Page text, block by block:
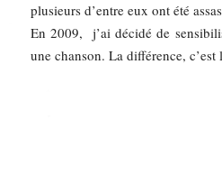
plusieurs d’entre eux ont été
En 2009, j’ai décidé de
une chanson. La différence,